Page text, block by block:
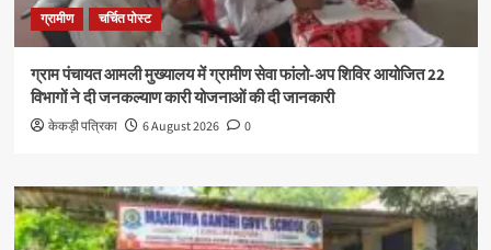
ग्रामीण चर्चित पोस्ट
ग्राम पंचायत आमली मुख्यालय में ग्रामीण सेवा फांलो-अप शिविर आयोजित 22
विभागों ने दी जनकल्याण कारी योजनाओं की दी जानकारी
केकड़ी पत्रिका 6 August 2026 0